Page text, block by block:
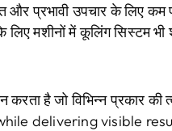
और प्रभावी उपचार के लिए
मशीनों में कूलिंग सिस्टम भी
है जो विभिन्न प्रकार की
delivering visible